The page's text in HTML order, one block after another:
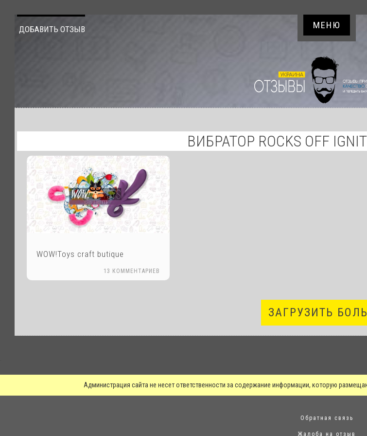
ДОБАВИТЬ ОТЗЫВ МЕНЮ
ВИБРАТОР ROCKS OFF
WOW!Toys craft butique
13 КОММЕНТАРИЕВ
ЗАГРУЗИТЬ
Администрация сайта не несет ответственности за содержание информации, которую
Обратная связь
Жалоба на отзыв